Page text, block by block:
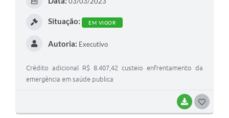
BAIXAR
Situação: EM VIGOR
Autoria: Executivo
Crédito adicional R$ 8.407,42 custeio enfrentamento da
emergência em saúde publica